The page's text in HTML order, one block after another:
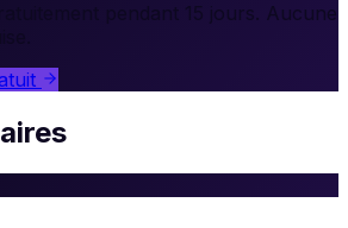
pendant 15 jours. Aucune